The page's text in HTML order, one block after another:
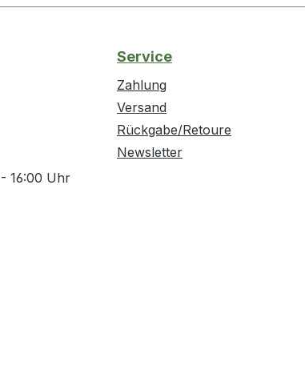
16:00 Uhr
Service
Zahlung
Versand
Rückgabe/Retoure
Newsletter